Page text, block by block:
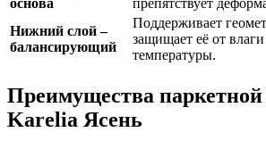
основа
препятствует
Нижний слой –
балансирующий
Поддерживает
защищает её от
температуры.
Преимущества паркетной
Karelia Ясень